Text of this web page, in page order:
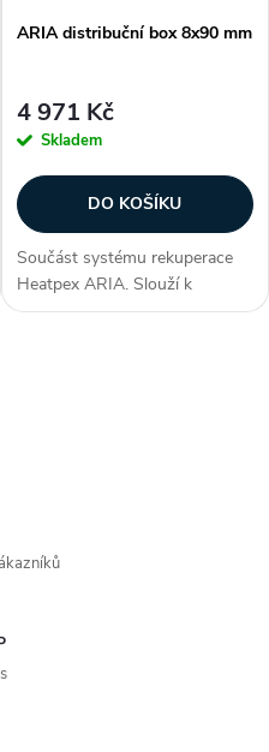
ARIA distribuční box 8x90 mm
4 971 Kč
Skladem
DO KOŠÍKU
Součást systému rekuperace
Heatpex ARIA. Slouží k
distribuci vzduchu v